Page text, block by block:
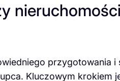
przygotowania i
Kluczowym krokiem